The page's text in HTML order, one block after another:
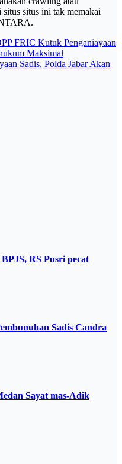
situs ini tak memakai
FRIC Kutuk Penganiayaan
Maksimal
Sadis, Polda Jabar Akan
RS Pusri pecat
Sadis Candra
Sayat mas-Adik